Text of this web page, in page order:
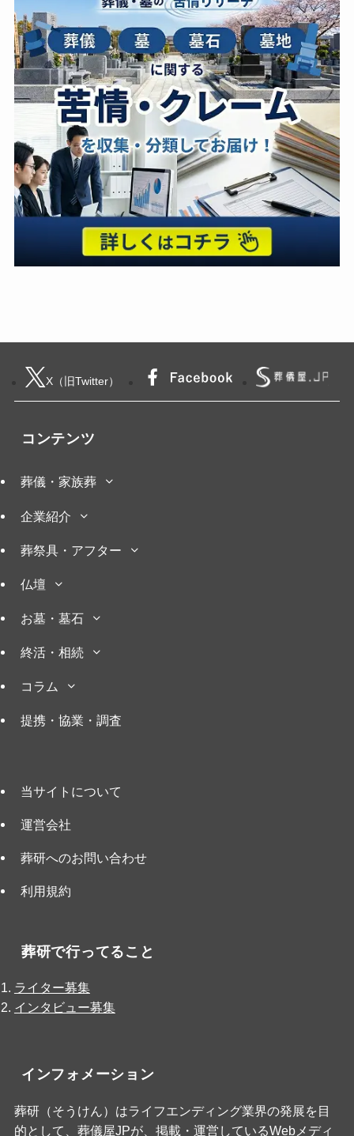
X（旧Twitter）
コンテンツ
葬儀・家族葬
企業紹介
葬祭具・アフター
仏壇
お墓・墓石
終活・相続
コラム
提携・協業・調査
当サイトについて
運営会社
葬研へのお問い合わせ
利用規約
葬研で行ってること
ライター募集
インタビュー募集
インフォメーション
葬研（そうけん）はライフエンディング業界の発展を目
的として、 葬儀屋JPが、掲載・運営しているWebメディ